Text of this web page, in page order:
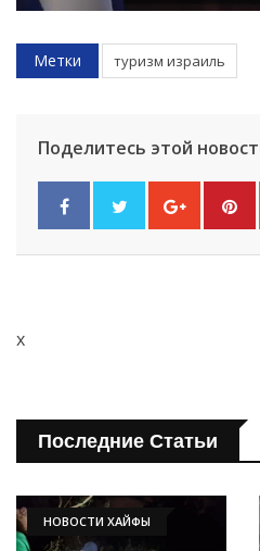
Метки туризм израиль
Поделитесь этой
x
Последние Статьи
НОВОСТИ ХАЙФЫ